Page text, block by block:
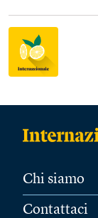
Chi siamo
Contattaci